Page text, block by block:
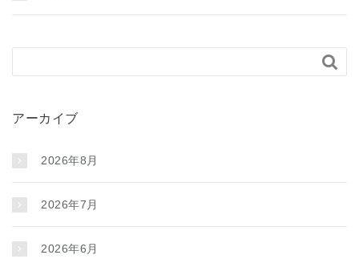

アーカイブ
2026年8月
2026年7月
2026年6月